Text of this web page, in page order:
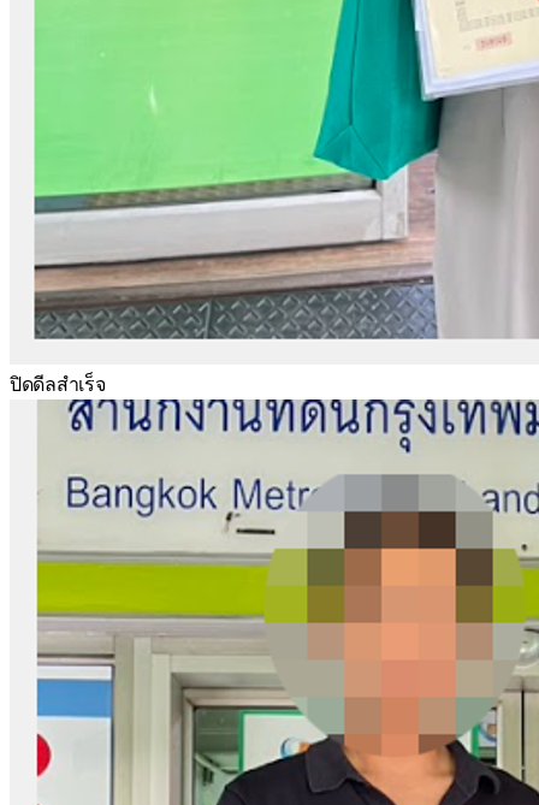
ปิดดีลสำเร็จ